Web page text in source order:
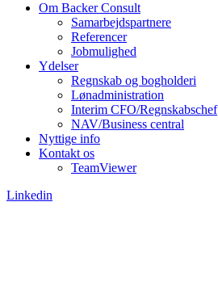
Om Backer Consult
Samarbejdspartnere
Referencer
Jobmulighed
Ydelser
Regnskab og bogholderi
Lønadministration
Interim CFO/Regnskabschef
NAV/Business central
Nyttige info
Kontakt os
TeamViewer
Linkedin